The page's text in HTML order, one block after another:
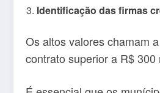
Identificação das firmas
Os altos valores chamam
contrato superior a R$